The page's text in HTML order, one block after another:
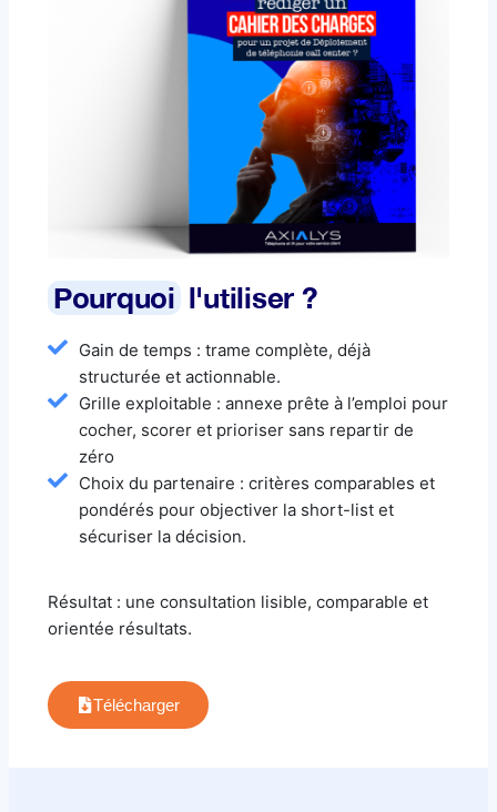
Pourquoil'utiliser ?
Gain de temps : trame complète, déjà
structurée et actionnable.
Grille exploitable : annexe prête à l’emploi pour
cocher, scorer et prioriser sans repartir de
zéro
Choix du partenaire : critères comparables et
pondérés pour objectiver la short-list et
sécuriser la décision.
Résultat : une consultation lisible, comparable et
orientée résultats.
Télécharger